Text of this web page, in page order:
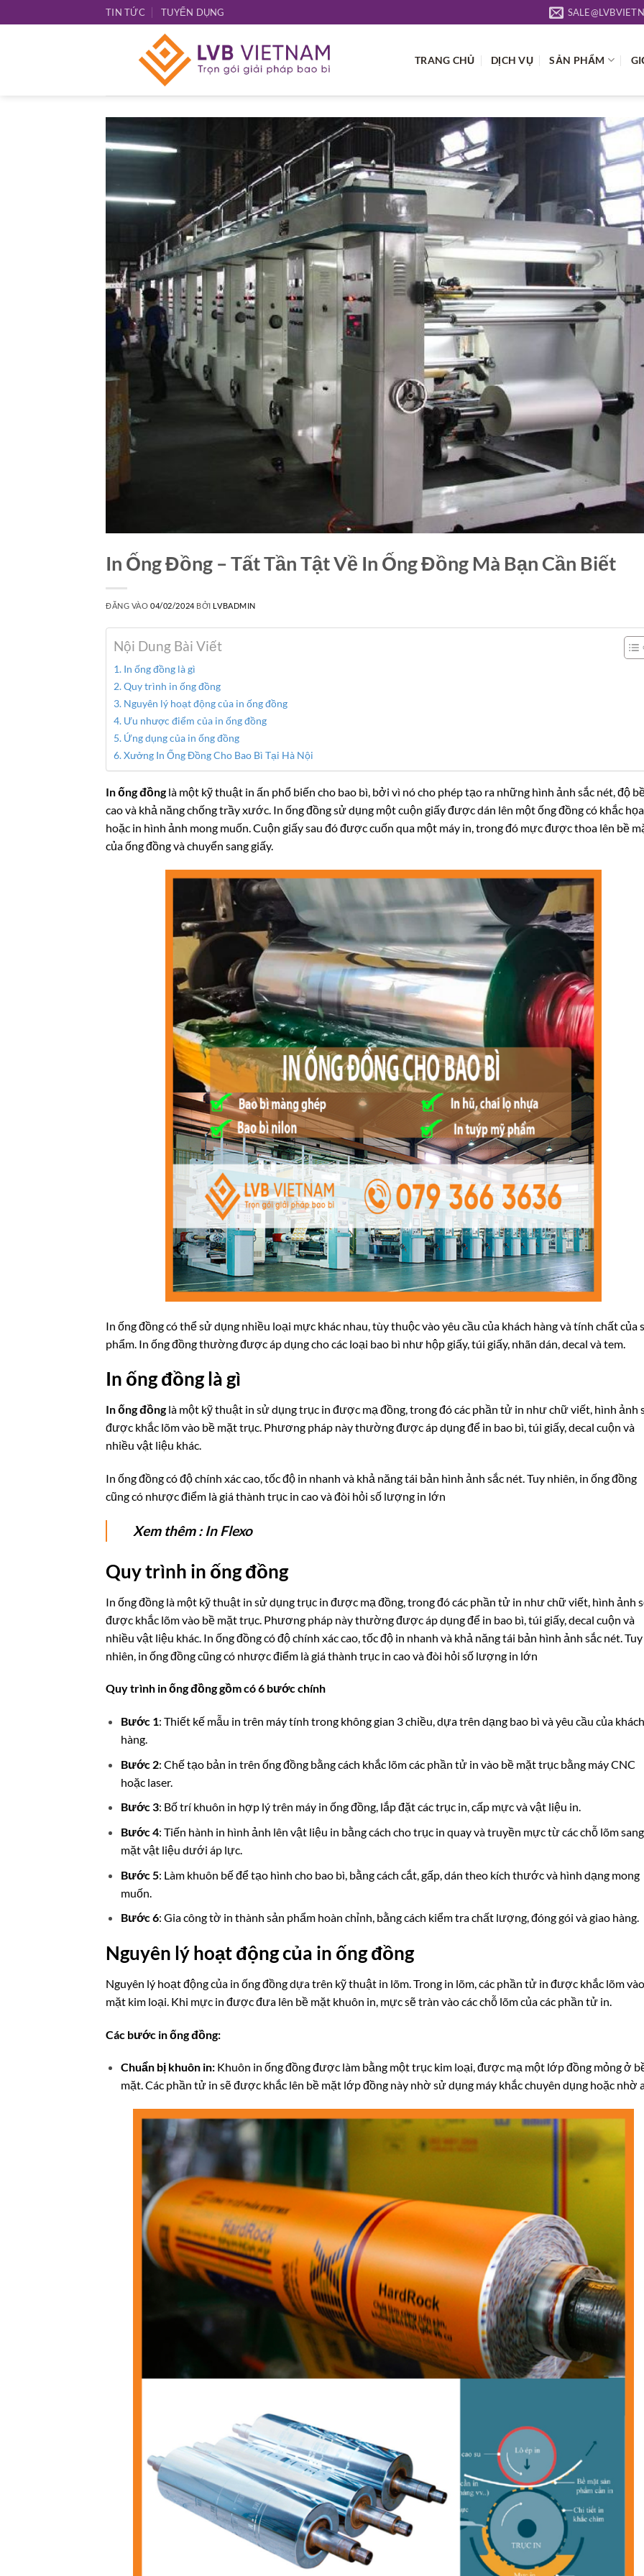
qua
TIN TỨC TUYỂN DỤNG
TRANG CHỦ DỊCH VỤ SẢN PHẨM
In Ống Đồng – Tất Tần Tật Về In Ống Đồng Mà Bạn Cần Biết
ĐĂNG VÀO04/02/2024 BỞI LVBADMIN
Nội Dung Bài Viết
In ống đồng là gì
Quy trình in ống đồng
Nguyên lý hoạt động của in ống đồng
Ưu nhược điểm của in ống đồng
Ứng dụng của in ống đồng
Xưởng In Ống Đồng Cho Bao Bì Tại Hà Nội
In ống đồnglà một kỹ thuật in ấn phổ biến cho bao bì, bởi vì nó cho phép tạo ra những hình ảnh sắc nét, độ
cao và khả năng chống trầy xước. In ống đồng sử dụng một cuộn giấy được dán lên một ống đồng có khắc họa
hoặc in hình ảnh mong muốn.Cuộn giấy sau đó được cuốn qua một máy in, trong đó mực được thoa lên bề
của ống đồng và chuyển sang giấy.
In ống đồng có thể sử dụng nhiều loại mực khác nhau, tùy thuộc vào yêu cầu của khách hàng và tính chất của
phẩm. In ống đồng thường được áp dụng cho các loại bao bì như hộp giấy, túi giấy, nhãn dán, decal và tem.
In ống đồng là gì
In ống đồnglà một kỹ thuật in sử dụng trục in được mạ đồng, trong đó các phần tử in như chữ viết, hình ảnh
được khắc lõm vào bề mặt trục. Phương pháp này thường được áp dụng để in bao bì, túi giấy, decal cuộn và
nhiều vật liệu khác.
In ống đồng có độ chính xác cao, tốc độ in nhanh và khả năng tái bản hình ảnh sắc nét. Tuy nhiên, in ống đồng
cũng có nhược điểm là giá thành trục in cao và đòi hỏi số lượng in lớn
Xem thêm : In Flexo
Quy trình in ống đồng
In ống đồng là một kỹ thuật in sử dụng trục in được mạ đồng, trong đó các phần tử in như chữ viết, hình ảnh
được khắc lõm vào bề mặt trục. Phương pháp này thường được áp dụng để in bao bì, túi giấy, decal cuộn và
nhiều vật liệu khác. In ống đồng có độ chính xác cao, tốc độ in nhanh và khả năng tái bản hình ảnh sắc nét. Tuy
nhiên, in ống đồng cũng có nhược điểm là giá thành trục in cao và đòi hỏi số lượng in lớn
Quy trình in ống đồng gồm có 6 bước chính
Bước 1: Thiết kế mẫu in trên máy tính trong không gian 3 chiều, dựa trên dạng bao bì và yêu cầu của khách
hàng.
Bước 2: Chế tạo bản in trên ống đồng bằng cách khắc lõm các phần tử in vào bề mặt trục bằng máy CNC
hoặc laser.
Bước 3: Bố trí khuôn in hợp lý trên máy in ống đồng, lắp đặt các trục in, cấp mực và vật liệu in.
Bước 4: Tiến hành in hình ảnh lên vật liệu in bằng cách cho trục in quay và truyền mực từ các chỗ lõm
mặt vật liệu dưới áp lực.
Bước 5: Làm khuôn bế để tạo hình cho bao bì, bằng cách cắt, gấp, dán theo kích thước và hình dạng mong
muốn.
Bước 6: Gia công tờ in thành sản phẩm hoàn chỉnh, bằng cách kiểm tra chất lượng, đóng gói và giao hàng.
Nguyên lý hoạt động của in ống đồng
Nguyên lý hoạt động của in ống đồng dựa trên kỹ thuật in lõm. Trong in lõm, các phần tử in được khắc lõm
mặt kim loại. Khi mực in được đưa lên bề mặt khuôn in, mực sẽ tràn vào các chỗ lõm của các phần tử in.
Các bước in ống đồng:
Chuẩn bị khuôn in:Khuôn in ống đồng được làm bằng một trục kim loại, được mạ một lớp đồng mỏng ở
mặt. Các phần tử in sẽ được khắc lên bề mặt lớp đồng này nhờ sử dụng máy khắc chuyên dụng hoặc nhờ